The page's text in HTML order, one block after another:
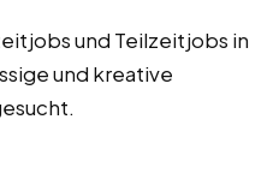
und Teilzeitjobs in
und kreative